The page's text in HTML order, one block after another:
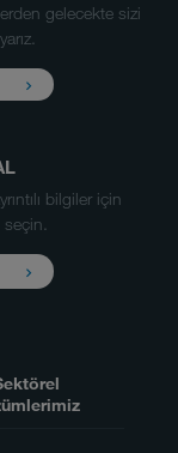
gelecekte sizi
bilgiler için